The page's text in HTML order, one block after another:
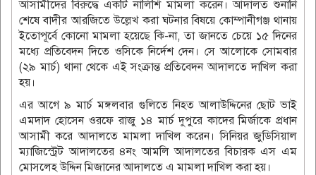
আসামীদের বিরুদ্ধে একটি নালিশি মামলা করেন। আদালত শুনানি
শেষে বাদীর আরজিতে উল্লেখ করা ঘটনার বিষয়ে কোম্পানীগঞ্জ থানায়
ইতোপূর্বে কোনো মামলা হয়েছে কি-না, তা জানতে চেয়ে ১৫ দিনের
মধ্যে প্রতিবেদন দিতে ওসিকে নির্দেশ দেন। সে আলোকে সোমবার
(২৯ মার্চ) থানা থেকে এই সংক্রান্ত প্রতিবেদন আদালতে দাখিল করা
হয়।
এর আগে ৯ মার্চ মঙ্গলবার গুলিতে নিহত আলাউদ্দিনের ছোট ভাই
এমদাদ হোসেন ওরফে রাজু ১৪ মার্চ দুপুরে কাদের মির্জাকে প্রধান
আসামী করে আদালতে মামলা দাখিল করেন। সিনিয়র জুডিসিয়াল
ম্যাজিস্ট্রেট আদালতের ৪নং আমলি আদালতের বিচারক এস এম
মোসলেহ উদ্দিন মিজানের আদালতে এ মামলা দাখিল করা হয়।